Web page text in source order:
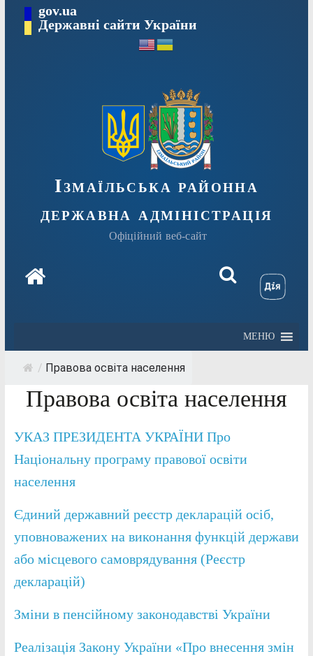
вмісту
gov.ua
Державні сайти України
Ізмаїльська районна
державна адміністрація
Офіційний веб-сайт
МЕНЮ
/ Правова освіта населення
Правова освіта населення
УКАЗ ПРЕЗИДЕНТА УКРАЇНИ Про
Національну програму правової освіти
населення
Єдиний державний реєстр декларацій осіб,
уповноважених на виконання функцій держави
або місцевого самоврядування (Реєстр
декларацій)
Зміни в пенсійному законодавстві України
Реалізація Закону України «Про внесення змін